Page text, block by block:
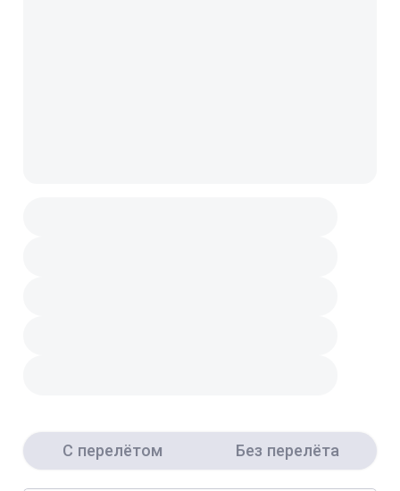
С перелётом Без перелёта